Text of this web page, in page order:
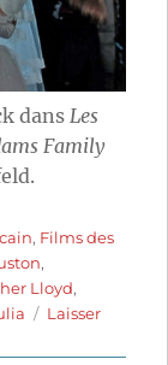
dans Les
Family
, Films des
,
Lloyd,
Laisser